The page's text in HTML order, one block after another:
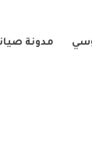
مدونة